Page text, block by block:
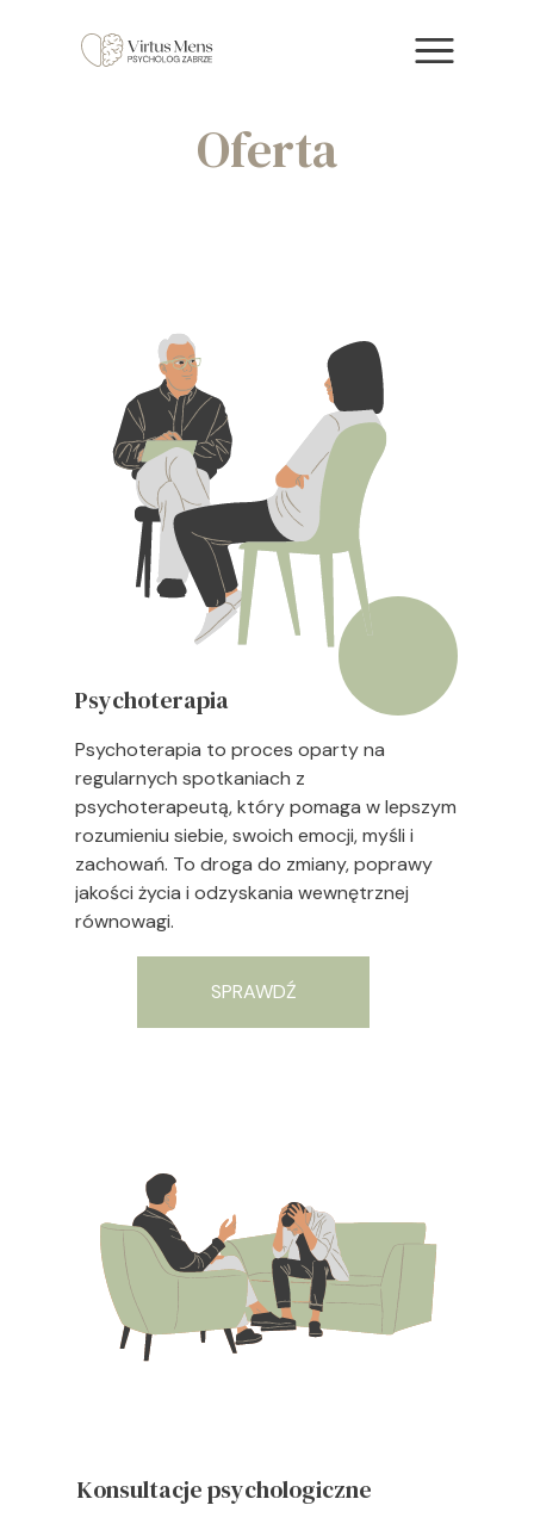
Oferta
SPRAWDŹ
Psychoterapia to proces oparty na
regularnych spotkaniach z
psychoterapeutą, który pomaga w lepszym
rozumieniu siebie, swoich emocji, myśli i
zachowań. To droga do zmiany, poprawy
jakości życia i odzyskania wewnętrznej
równowagi.
Psychoterapia
Konsultacje psychologiczne